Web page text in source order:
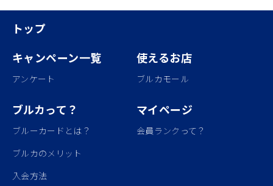
トップ
キャンペーン一覧
アンケート
使えるお店
ブルカモール
ブルカって？
ブルーカードとは？
ブルカのメリット
入会方法
マイページ
会員ランクって？